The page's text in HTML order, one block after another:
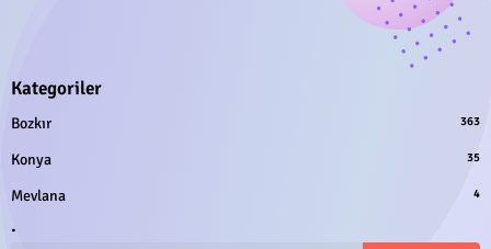
Kategoriler
Bozkır 363
Konya 35
Mevlana 4
.